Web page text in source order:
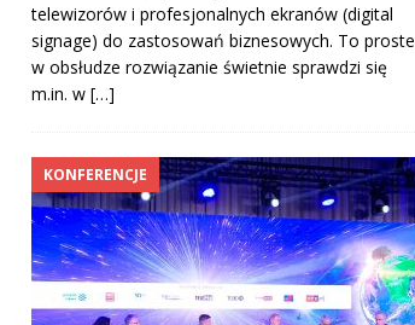
telewizorów i profesjonalnych ekranów (digital
signage) do zastosowań biznesowych. To proste
w obsłudze rozwiązanie świetnie sprawdzi się
m.in. w […]
KONFERENCJE